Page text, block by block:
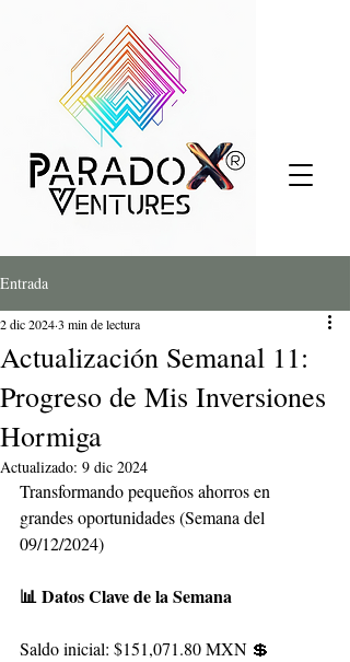
Entrada
Actualización Semanal 11:
Progreso de Mis Inversiones
Hormiga
2 dic 20243 min de lectura
Actualizado: 9 dic 2024
Transformando pequeños ahorros en
grandes oportunidades (Semana del
09/12/2024)
📊 Datos Clave de la Semana
Saldo inicial: $151,071.80 MXN 💲